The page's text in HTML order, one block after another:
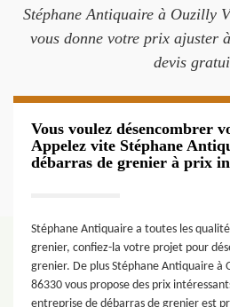
Stéphane Antiquaire à Ouzilly
vous donne votre prix ajuster
devis
Vous voulez désencombrer
Appelez vite Stéphane
débarras de grenier à prix
Stéphane Antiquaire a toutes les
grenier, confiez-la votre projet pour
grenier. De plus Stéphane Antiquaire à
86330 vous propose des prix
entreprise de débarras de grenier est